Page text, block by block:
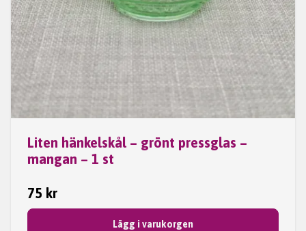
Liten hänkelskål – grönt pressglas –
mangan – 1 st
75 kr
Lägg i varukorgen